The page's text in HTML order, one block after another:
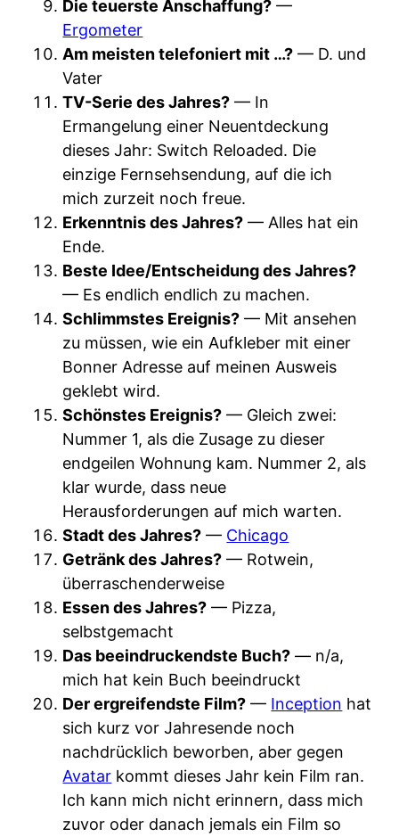
Die teuerste Anschaffung? —
Ergometer
Am meisten telefoniert mit …? — D. und
Vater
TV-Serie des Jahres? — In
Ermangelung einer Neuentdeckung
dieses Jahr: Switch Reloaded. Die
einzige Fernsehsendung, auf die ich
mich zurzeit noch freue.
Erkenntnis des Jahres? — Alles hat ein
Ende.
Beste Idee/Entscheidung des Jahres?
— Es endlich endlich zu machen.
Schlimmstes Ereignis? — Mit ansehen
zu müssen, wie ein Aufkleber mit einer
Bonner Adresse auf meinen Ausweis
geklebt wird.
Schönstes Ereignis? — Gleich zwei:
Nummer 1, als die Zusage zu dieser
endgeilen Wohnung kam. Nummer 2, als
klar wurde, dass neue
Herausforderungen auf mich warten.
Stadt des Jahres? — Chicago
Getränk des Jahres? — Rotwein,
überraschenderweise
Essen des Jahres? — Pizza,
selbstgemacht
Das beeindruckendste Buch? — n/a,
mich hat kein Buch beeindruckt
Der ergreifendste Film? — Inception hat
sich kurz vor Jahresende noch
nachdrücklich beworben, aber gegen
Avatar kommt dieses Jahr kein Film ran.
Ich kann mich nicht erinnern, dass mich
zuvor oder danach jemals ein Film so